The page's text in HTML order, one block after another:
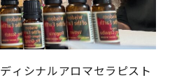
ィシナルアロマセラピスト